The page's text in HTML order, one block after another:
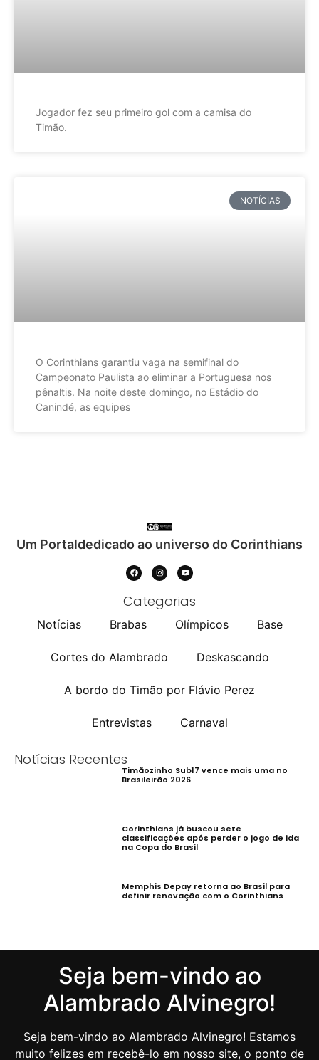
Jogador fez seu primeiro gol com a camisa do
Timão.
NOTÍCIAS
O Corinthians garantiu vaga na semifinal do
Campeonato Paulista ao eliminar a Portuguesa nos
pênaltis. Na noite deste domingo, no Estádio do
Canindé, as equipes
Um Portaldedicado ao universo do Corinthians
Categorias
Notícias Brabas Olímpicos Base
Cortes do Alambrado Deskascando
A bordo do Timão por Flávio Perez
Entrevistas Carnaval
Notícias Recentes
Timãozinho Sub17 vence mais uma no
Brasileirão 2026
Corinthians já buscou sete
classificações após perder o jogo de ida
na Copa do Brasil
Memphis Depay retorna ao Brasil para
definir renovação com o Corinthians
Seja bem-vindo ao
Alambrado Alvinegro!
Seja bem-vindo ao Alambrado Alvinegro! Estamos
muito felizes em recebê-lo em nosso site, o ponto de